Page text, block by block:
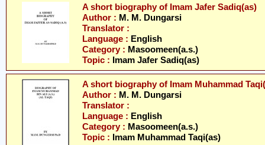
A short biography of Imam Jafer Sadiq(as)
Author : M. M. Dungarsi
Translator :
Language : English
Category : Masoomeen(a.s.)
Topic : Imam Jafer Sadiq(as)
A short biography of Imam Muhammad
Author : M. M. Dungarsi
Translator :
Language : English
Category : Masoomeen(a.s.)
Topic : Imam Muhammad Taqi(as)